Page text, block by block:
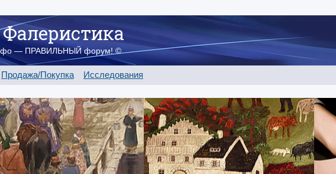
— ПРАВИЛЬНЫЙ форум! ©
Продажа/Покупка Исследования